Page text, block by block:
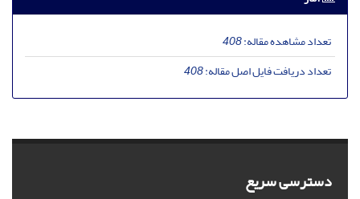
تعداد مشاهده مقاله:408
تعداد دریافت فایل اصل مقاله:408
دسترسی سریع